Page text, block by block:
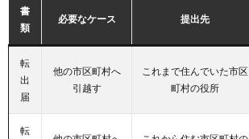
書
類
必要なケース 提出先
転
出
届
他の市区町村へ
引越す
これまで住んでいた市区
町村の役所
転